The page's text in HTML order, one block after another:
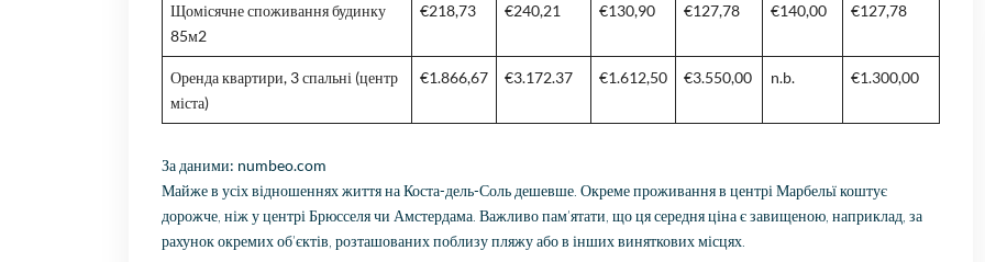
Щомісячне споживання будинку
85м2
€218,73 €240,21 €130,90 €127,78 €140,00 €127,78
Оренда квартири, 3 спальні (центр
міста)
€1.866,67 €3.172.37 €1.612,50 €3.550,00 n.b. €1.300,00
За даними: numbeo.com
Майже в усіх відношеннях життя на Коста-дель-Соль дешевше. Окреме проживання в центрі Марбельї коштує
дорожче, ніж у центрі Брюсселя чи Амстердама. Важливо пам’ятати, що ця середня ціна є завищеною, наприклад, за
рахунок окремих об’єктів, розташованих поблизу пляжу або в інших виняткових місцях.